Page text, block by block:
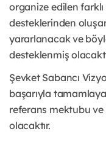
organize edilen
desteklerinden
yararlanacak ve
desteklenmiş
Şevket Sabancı
başarıyla
referans mektubu ve
olacaktır.